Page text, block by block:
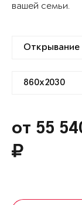
вашей семьи.
от 55